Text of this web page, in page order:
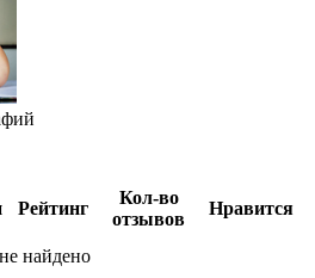
Рейтинг
Кол-во
отзывов
Нравится
найдено